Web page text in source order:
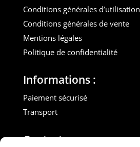
Conditions générales d’utilisation
Conditions générales de vente
Mentions légales
Politique de confidentialité
Informations :
Paiement sécurisé
Transport
Contact :